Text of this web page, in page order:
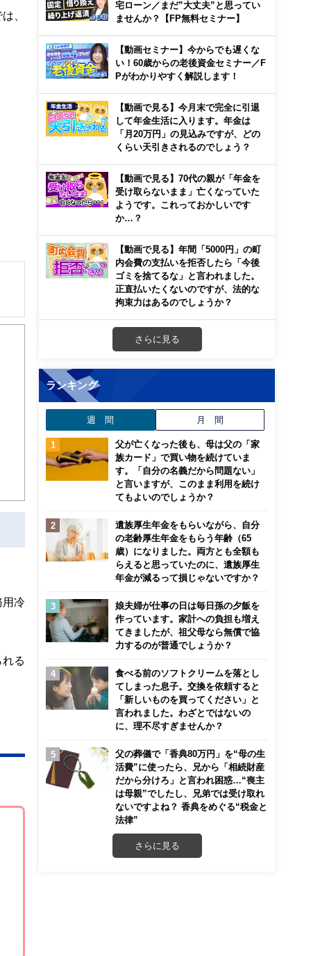
、
き
用冷
る
宅ローン／まだ”大丈夫”と思ってい
ませんか？【FP無料セミナー】
【動画セミナー】今からでも遅くな
い！60歳からの老後資金セミナー／F
Pがわかりやすく解説します！
【動画で見る】今月末で完全に引退
して年金生活に入ります。年金は
「月20万円」の見込みですが、どの
くらい天引きされるのでしょう？
【動画で見る】70代の親が「年金を
受け取らないまま」亡くなっていた
ようです。これっておかしいです
か…？
【動画で見る】年間「5000円」の町
内会費の支払いを拒否したら「今後
ゴミを捨てるな」と言われました。
正直払いたくないのですが、法的な
拘束力はあるのでしょうか？
さらに見る
ランキング
週 間 月 間
父が亡くなった後も、母は父の「家
族カード」で買い物を続けていま
す。「自分の名義だから問題ない」
と言いますが、このまま利用を続け
てもよいのでしょうか？
遺族厚生年金をもらいながら、自分
の老齢厚生年金をもらう年齢（65
歳）になりました。両方とも全額も
らえると思っていたのに、遺族厚生
年金が減るって損じゃないですか？
娘夫婦が仕事の日は毎日孫の夕飯を
作っています。家計への負担も増え
てきましたが、祖父母なら無償で協
力するのが普通でしょうか？
食べる前のソフトクリームを落とし
てしまった息子。交換を依頼すると
「新しいものを買ってください」と
言われました。わざとではないの
に、理不尽すぎませんか？
父の葬儀で「香典80万円」を“母の生
活費”に使ったら、兄から「相続財産
だから分けろ」と言われ困惑…“喪主
は母親”でしたし、兄弟では受け取れ
ないですよね？ 香典をめぐる“税金と
法律”
さらに見る